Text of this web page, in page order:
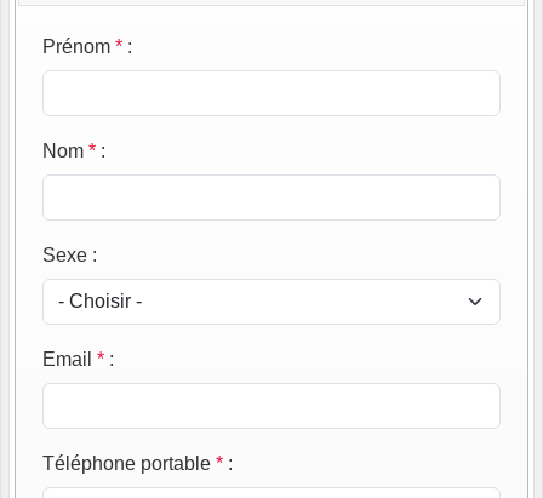
Prénom * :
Nom * :
Sexe :
Email * :
Téléphone portable * :